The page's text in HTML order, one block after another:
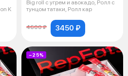
K
Big roll с угрем и авокадо, Ролл с
тунцом татаки, Ролл кар
4600 ₽ 3450 ₽
−25%